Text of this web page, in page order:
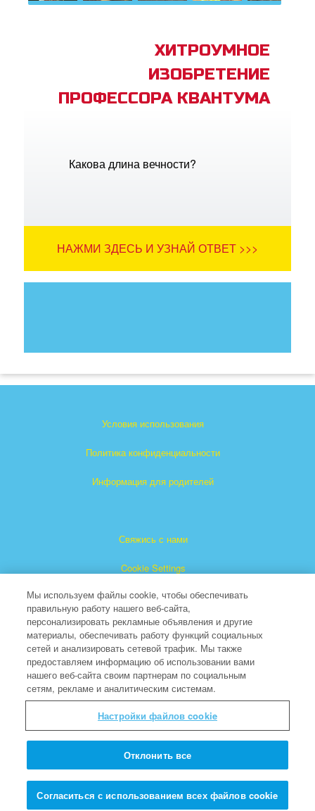
ХИТРОУМНОЕ
ИЗОБРЕТЕНИЕ
ПРОФЕССОРА КВАНТУМА
Какова длина вечности?
НАЖМИ ЗДЕСЬ И УЗНАЙ ОТВЕТ >>>
Условия использования
Политика конфиденциальности
Информация для родителей
Свяжись с нами
Cookie Settings
"Суперкнига" является зарегистрированной торговой
маркой The Christian Broadcasting Network, Inc.
Все права защищены.
© Copyright 2026 The Christian Broadcasting Network.
Мы используем файлы cookie, чтобы обеспечивать
правильную работу нашего веб-сайта,
персонализировать рекламные объявления и другие
материалы, обеспечивать работу функций социальных
сетей и анализировать сетевой трафик. Мы также
предоставляем информацию об использовании вами
нашего веб-сайта своим партнерам по социальным
сетям, рекламе и аналитическим системам.
Настройки файлов cookie
Отклонить все
Согласиться с использованием всех файлов cookie